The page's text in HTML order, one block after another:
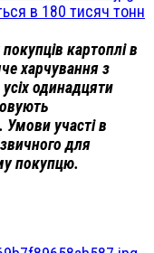
в 180 тисяч тонн
картоплі в
харчування з
одинадцяти
участі в
для
покупцю.